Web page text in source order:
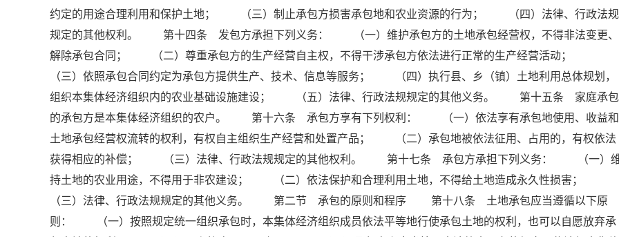
约定的用途合理利用和保护土地； （三）制止承包方损害承包地和农业资源的行为； （四）法律、行政法规
规定的其他权利。 第十四条 发包方承担下列义务： （一）维护承包方的土地承包经营权，不得非法变更、
解除承包合同； （二）尊重承包方的生产经营自主权，不得干涉承包方依法进行正常的生产经营活动；
（三）依照承包合同约定为承包方提供生产、技术、信息等服务； （四）执行县、乡（镇）土地利用总体规划，
组织本集体经济组织内的农业基础设施建设； （五）法律、行政法规规定的其他义务。 第十五条 家庭承包
的承包方是本集体经济组织的农户。 第十六条 承包方享有下列权利： （一）依法享有承包地使用、收益和
土地承包经营权流转的权利，有权自主组织生产经营和处置产品； （二）承包地被依法征用、占用的，有权依法
获得相应的补偿； （三）法律、行政法规规定的其他权利。 第十七条 承包方承担下列义务： （一）
持土地的农业用途，不得用于非农建设； （二）依法保护和合理利用土地，不得给土地造成永久性损害；
（三）法律、行政法规规定的其他义务。 第二节 承包的原则和程序 第十八条 土地承包应当遵循以下原
则： （一）按照规定统一组织承包时，本集体经济组织成员依法平等地行使承包土地的权利，也可以自愿放弃承